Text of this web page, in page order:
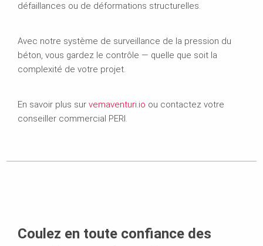
défaillances ou de déformations structurelles.
Avec notre système de surveillance de la pression du
béton, vous gardez le contrôle — quelle que soit la
complexité de votre projet.
En savoir plus sur vemaventuri.io ou contactez votre
conseiller commercial PERI.
Coulez en toute confiance des